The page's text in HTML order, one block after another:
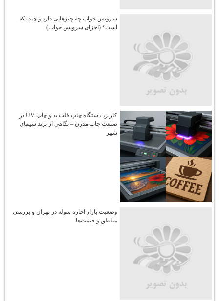
سرویس خواب چه چیزهایی دارد و چند تکه
است؟ (اجزای سرویس خواب)
کاربرد دستگاه چاپ فلت‌ بد و چاپ UV در
صنعت چاپ مدرن – نگاهی از برند سیمای
شهر
وضعیت بازار اجاره سوله در تهران و بررسی
مناطق و قیمت‌ها